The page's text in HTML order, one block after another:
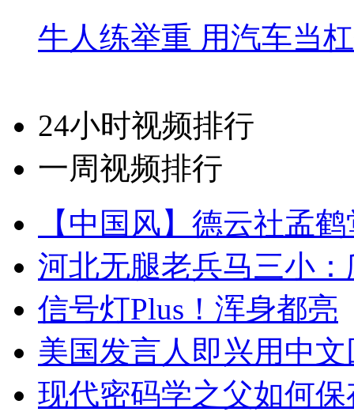
牛人练举重 用汽车当
24小时视频排行
一周视频排行
【中国风】德云社孟
河北无腿老兵马三小
信号灯Plus！浑身都亮
美国发言人即兴用中
现代密码学之父如何